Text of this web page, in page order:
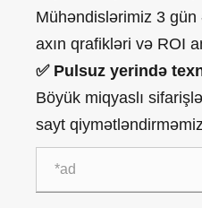
Mühəndislərimiz 3
axın qrafikləri və ROI
✅ Pulsuz yerində
Böyük miqyaslı
sayt